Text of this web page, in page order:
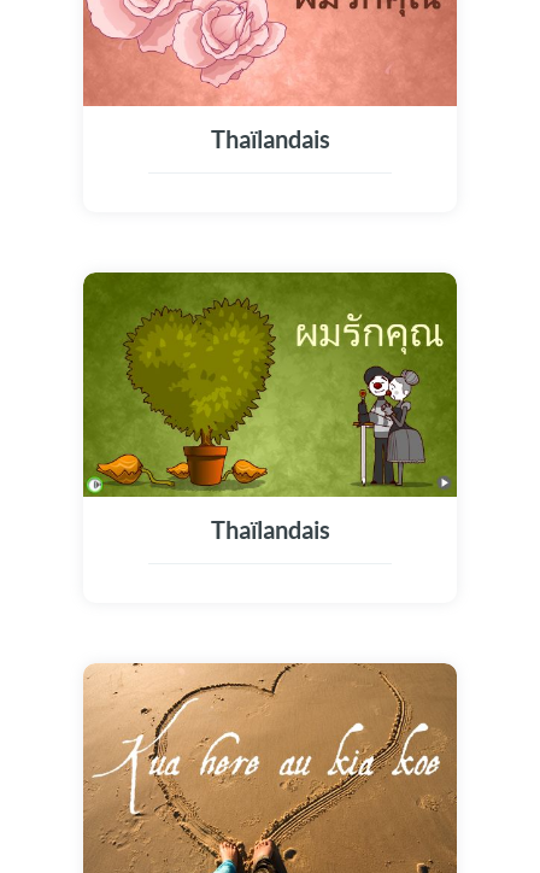
Thaïlandais
Thaïlandais